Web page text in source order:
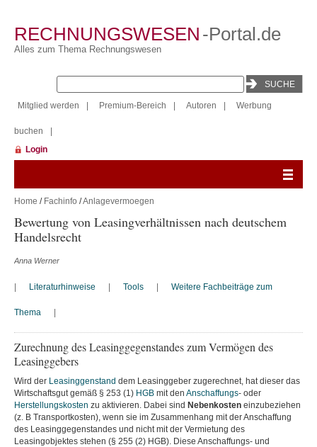
RECHNUNGSWESEN -Portal.de
Alles zum Thema Rechnungswesen
Mitglied werden Premium-Bereich Autoren Werbung
buchen
Login
Home / Fachinfo /Anlagevermoegen
Bewertung von Leasingverhältnissen nach deutschem
Handelsrecht
Anna Werner
Literaturhinweise Tools Weitere Fachbeiträge zum
Thema
Zurechnung des Leasinggegenstandes zum Vermögen des
Leasinggebers
Wird der Leasinggenstand dem Leasinggeber zugerechnet, hat dieser das
Wirtschaftsgut gemäß § 253 (1) HGB mit den Anschaffungs- oder
Herstellungskosten zu aktivieren. Dabei sind Nebenkosten einzubeziehen
(z. B Transportkosten), wenn sie im Zusammenhang mit der Anschaffung
des Leasinggegenstandes und nicht mit der Vermietung des
Leasingobjektes stehen (§ 255 (2) HGB). Diese Anschaffungs- und